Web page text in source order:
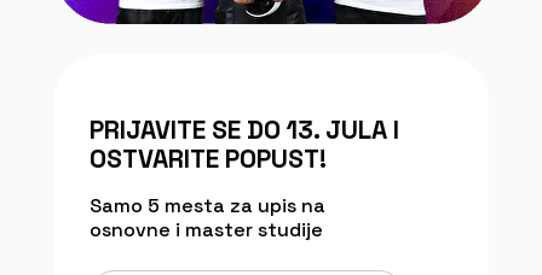
PRIJAVITE SE DO 13. JULA I
OSTVARITE POPUST!
Samo 5 mesta za upis na
osnovne i master studije